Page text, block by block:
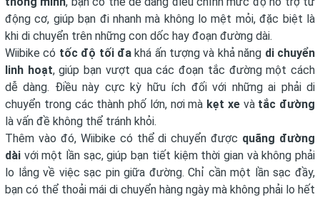
động cơ, giúp bạn đi nhanh mà không lo mệt mỏi, đặc biệt là
khi di chuyển trên những con dốc hay đoạn đường dài.
Wiibike có tốc độ tối đakhá ấn tượng và khả năng di chuyển
linh hoạt, giúp bạn vượt qua các đoạn tắc đường một cách
dễ dàng. Điều này cực kỳ hữu ích đối với những ai phải di
chuyển trong các thành phố lớn, nơi mà kẹt xevà tắc đường
là vấn đề không thể tránh khỏi.
Thêm vào đó, Wiibike có thể di chuyển được quãng đường
dài với một lần sạc, giúp bạn tiết kiệm thời gian và không phải
lo lắng về việc sạc pin giữa đường. Chỉ cần một lần sạc đầy,
bạn có thể thoải mái di chuyển hàng ngày mà không phải lo hết